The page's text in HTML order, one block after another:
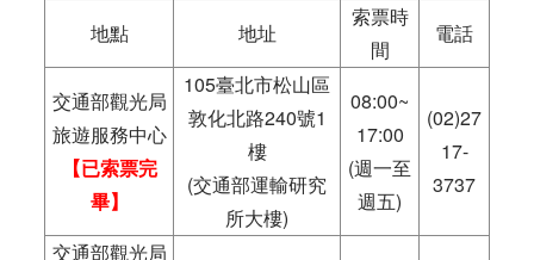
地點
地址
索票時
間
電話
交通部觀光局
旅遊服務中心
【已索票完
畢】
105臺北市松山區
敦化北路240號1
樓
(交通部運輸研究
所大樓)
08:00~
17:00
(週一至
週五)
(02)27
17-
3737
交通部觀光局